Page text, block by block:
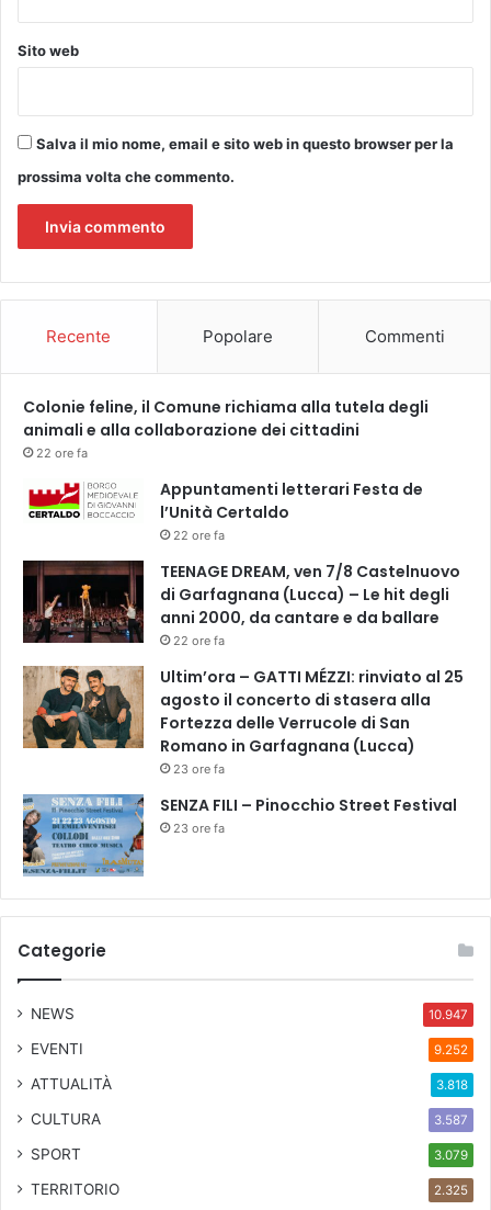
G
Sito web
Salva il mio nome, email e sito web in questo browser per la
prossima volta che commento.
Recente Popolare Commenti
Colonie feline, il Comune richiama alla tutela degli
animali e alla collaborazione dei cittadini
22 ore fa
Appuntamenti letterari Festa de
l’Unità Certaldo
22 ore fa
TEENAGE DREAM, ven 7/8 Castelnuovo
di Garfagnana (Lucca) – Le hit degli
anni 2000, da cantare e da ballare
22 ore fa
Ultim’ora – GATTI MÉZZI: rinviato al 25
agosto il concerto di stasera alla
Fortezza delle Verrucole di San
Romano in Garfagnana (Lucca)
23 ore fa
SENZA FILI – Pinocchio Street Festival
23 ore fa
Categorie
NEWS 10.947
EVENTI 9.252
ATTUALITÀ 3.818
CULTURA 3.587
SPORT 3.079
TERRITORIO 2.325